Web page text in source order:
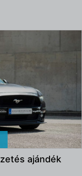
ajándék